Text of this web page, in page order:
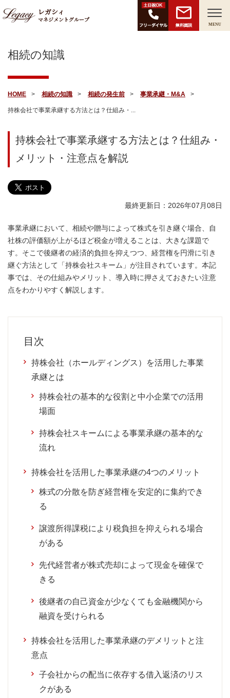
レガシィ
マネジメントグループ
無料面談 MENU
相続の知識
HOME 相続の知識 相続の発生前 事業承継・M&A
持株会社で事業承継する方法とは？仕組み・...
持株会社で事業承継する方法とは？仕組み・
メリット・注意点を解説
最終更新日：2026年07月08日
事業承継において、相続や贈与によって株式を引き継ぐ場合、自
社株の評価額が上がるほど税金が増えることは、大きな課題で
す。そこで後継者の経済的負担を抑えつつ、経営権を円滑に引き
継ぐ方法として「持株会社スキーム」が注目されています。本記
事では、その仕組みやメリット、導入時に押さえておきたい注意
点をわかりやすく解説します。
目次
持株会社（ホールディングス）を活用した事業
承継とは
持株会社の基本的な役割と中小企業での活用
場面
持株会社スキームによる事業承継の基本的な
流れ
持株会社を活用した事業承継の4つのメリット
株式の分散を防ぎ経営権を安定的に集約でき
る
譲渡所得課税により税負担を抑えられる場合
がある
先代経営者が株式売却によって現金を確保で
きる
後継者の自己資金が少なくても金融機関から
融資を受けられる
持株会社を活用した事業承継のデメリットと注
意点
子会社からの配当に依存する借入返済のリス
クがある